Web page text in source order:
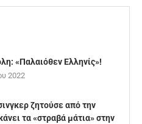
«Παλαιόθεν Ελληνίς»!
2022
ζητούσε από την
τα «στραβά μάτια» στην